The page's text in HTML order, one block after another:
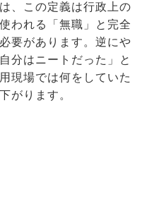
、この定義は行政上の
われる「無職」と完全
要があります。逆にや
分はニートだった」と
現場では何をしていた
がります。